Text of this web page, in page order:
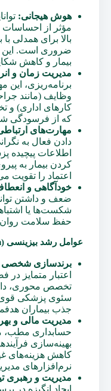
هوش هیجانی:
بالا برای همدلی
ضروری است. این
بیمار و کاهش
مدیریت زمان و
برنامه‌ریزی، این
وظایف (مانند
کارهای اداری) و
که از فرسودگی
مهارت‌های
دادن فعال به
اطلاعات پیچیده
کردن بیمار به
اعتماد را تقویت
خودآگاهی و
ضعف و داشتن
شکست‌ها یا
حفظ سلامت
عوامل رشد بیزینسی (Business Growth)
برندسازی شخصی
اعتبار متمایز
تخصص محوری،
سئوی پزشکی قوی
جذب بیماران
مدیریت مالی و
حسابداری مطب،
بهینه‌سازی
کاهش هزینه‌های
نرم‌افزارهای
مدیریت و رهبری
ایجاد انگیزه در